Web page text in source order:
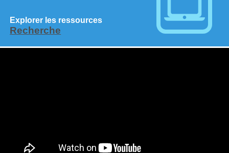
Explorer les ressources
Recherche